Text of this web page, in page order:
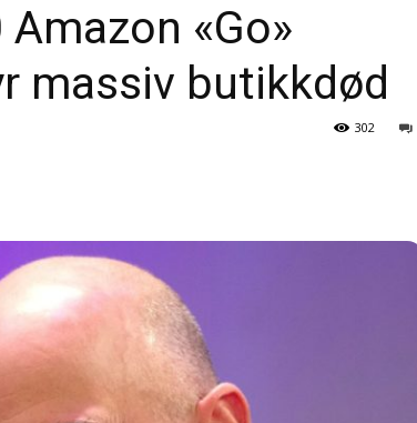
«Go»
massiv butikkdød
302